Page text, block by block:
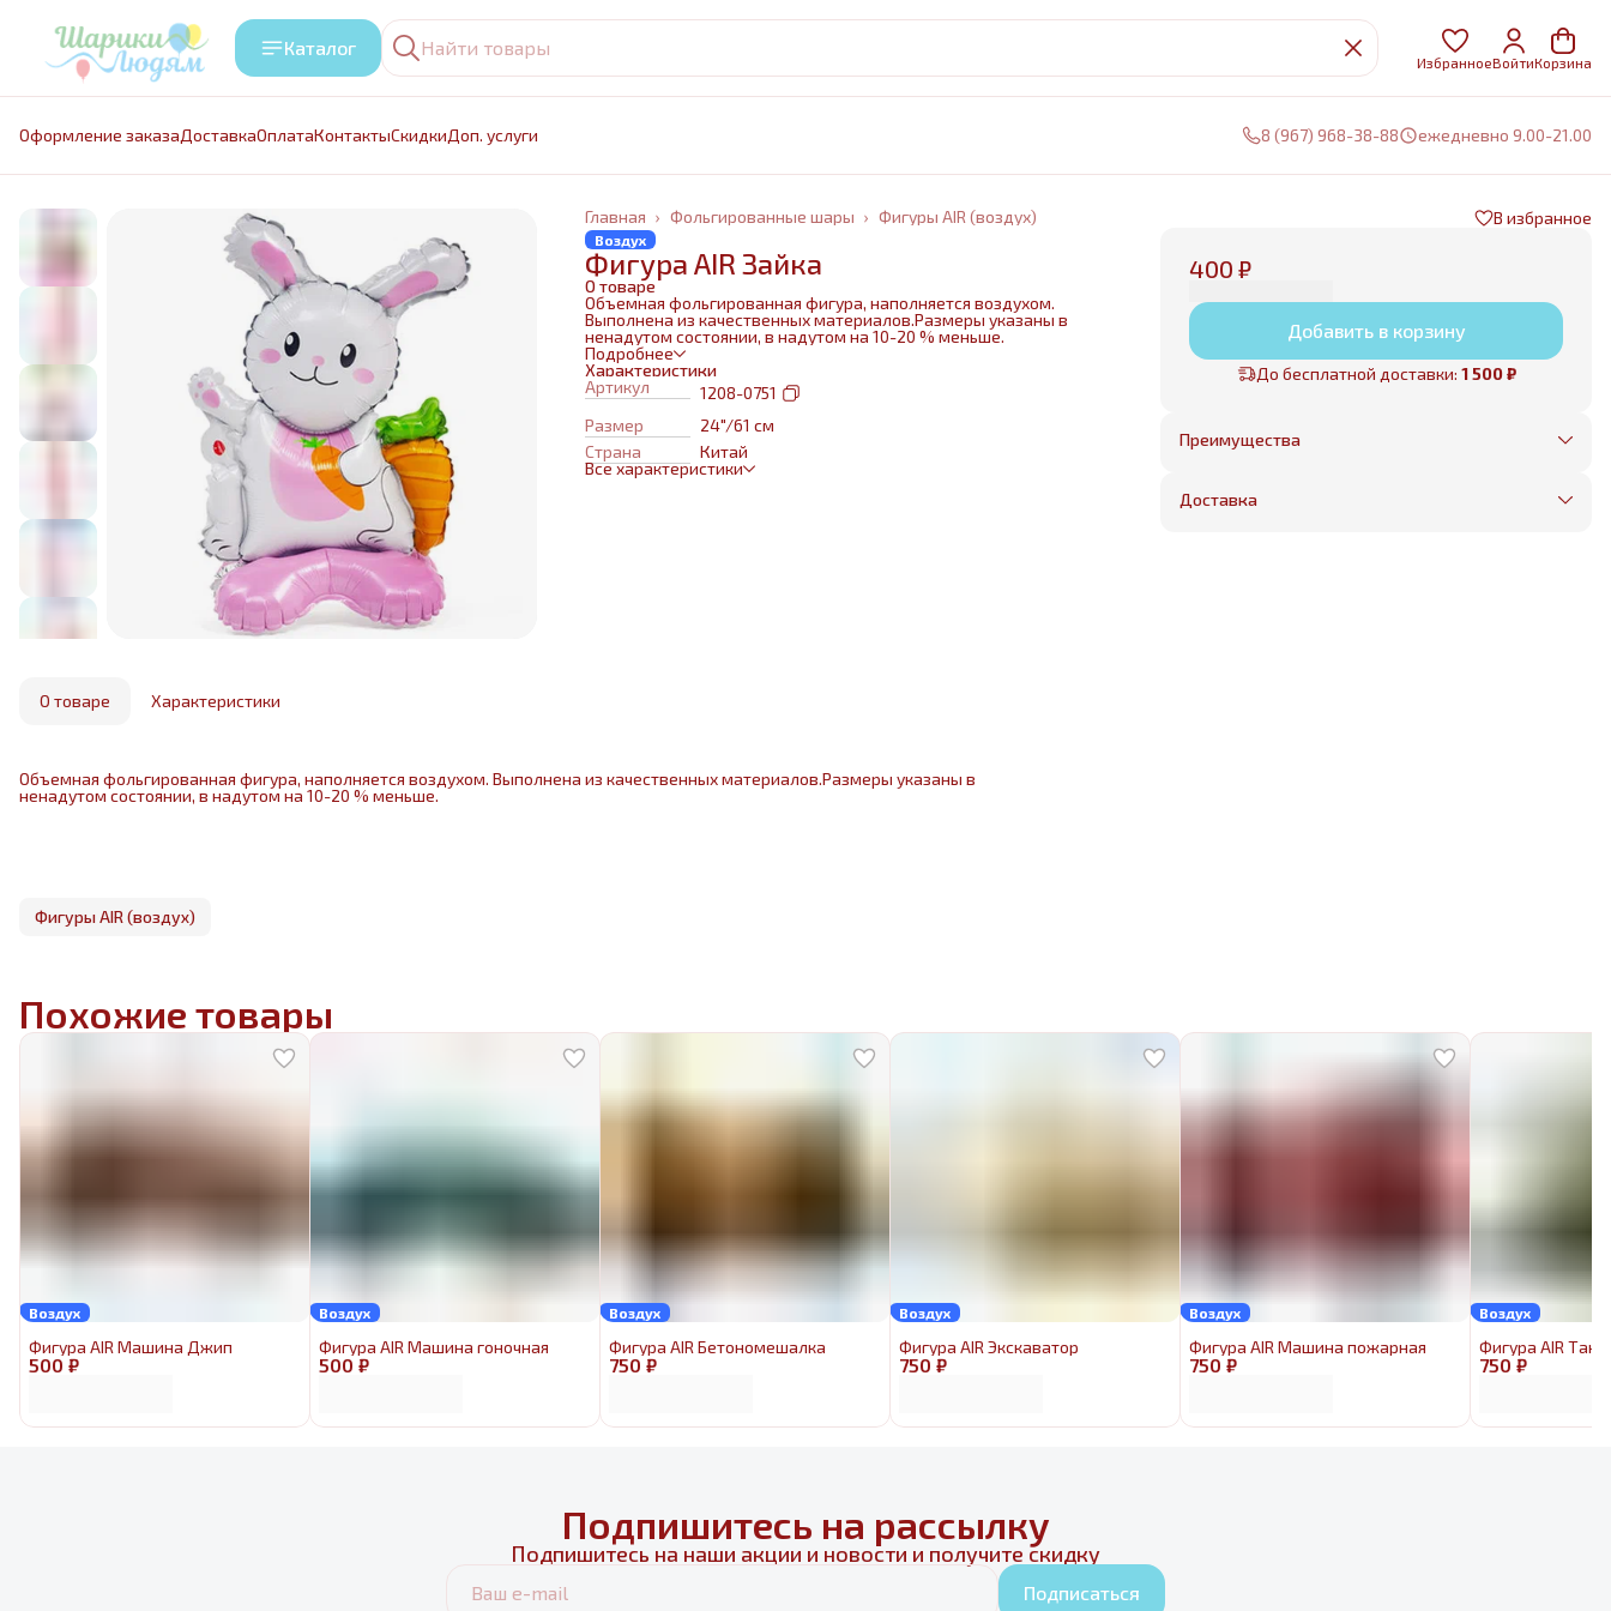
Каталог
ИзбранноеВойтиКорзина
Оформление заказаДоставкаОплатаКонтактыCкидкиДоп. услуги 8 (967) 968-38-88 ежедневно 9.00-21.00
Фигуры AIR (воздух)
Фольгированные шары ›
Главная ›
Воздух
Фигура AIR Зайка
О товаре
Объемная фольгированная фигура, наполняется воздухом.
Выполнена из качественных материалов.Размеры указаны в
ненадутом состоянии, в надутом на 10-20 % меньше.
Подробнее
Характеристики
Артикул
1208-0751
Размер
24"/61 см
Страна
Китай
Все характеристики
В избранное
400 ₽
Добавить в корзину
До бесплатной доставки: 1 500 ₽
Преимущества
Оплата частями в Сплит
Бесплатная доставка в пределах КАД
Доставка
О товаре Характеристики
Объемная фольгированная фигура, наполняется воздухом. Выполнена из качественных материалов.Размеры указаны в
ненадутом состоянии, в надутом на 10-20 % меньше.
Фигуры AIR (воздух)
Похожие товары
Воздух
500 ₽
Фигура AIR Машина Джип
Воздух
500 ₽
Фигура AIR Машина гоночная
Воздух
750 ₽
Фигура AIR Бетономешалка
Воздух
750 ₽
Фигура AIR Экскаватор
Воздух
750 ₽
Фигура AIR Машина пожарная
Воздух
750 ₽
Фигура AIR Танк
Подпишитесь на рассылку
Подпишитесь на наши акции и новости и получите скидку
Подписаться